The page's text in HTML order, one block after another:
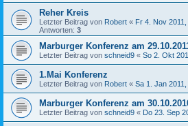
Reher Kreis
Letzter Beitrag von Robert « Fr 4. Nov
Antworten: 3
Marburger Konferenz am
Letzter Beitrag von schneid9 « So 2. Okt
1.Mai Konferenz
Letzter Beitrag von Robert « Sa 1. Jan
Marburger Konferenz am
Letzter Beitrag von schneid9 « Do 23. Sep